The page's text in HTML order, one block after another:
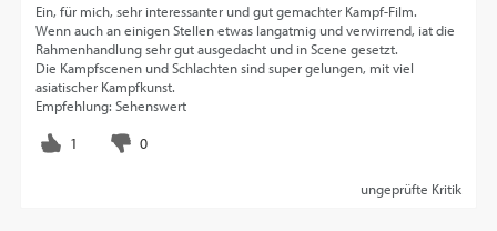
Ein, für mich, sehr interessanter und gut gemachter Kampf-Film.
Wenn auch an einigen Stellen etwas langatmig und verwirrend, iat die
Rahmenhandlung sehr gut ausgedacht und in Scene gesetzt.
Die Kampfscenen und Schlachten sind super gelungen, mit viel
asiatischer Kampfkunst.
Empfehlung: Sehenswert
ungeprüfte Kritik